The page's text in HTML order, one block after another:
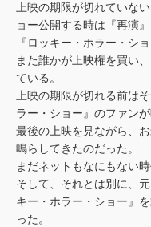
上映の期限が切れていな
ョー公開する時は『再演
『ロッキー・ホラー・シ
また誰かが上映権を買い
ている。
上映の期限が切れる前は
ラー・ショー』のファン
最後の上映を見ながら、
鳴らしてきたのだった。
まだネットもなにもない時
そして、それとは別に、
キー・ホラー・ショー』
った。